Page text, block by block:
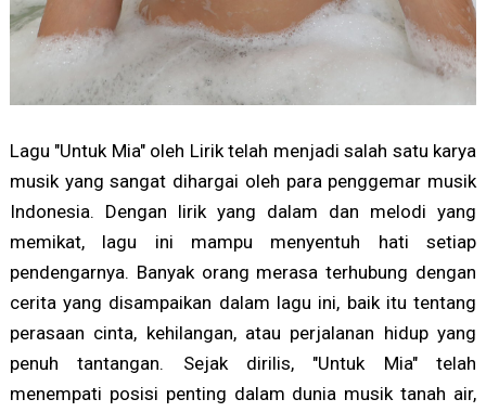
Lagu "Untuk Mia" oleh Lirik telah menjadi salah satu karya
musik yang sangat dihargai oleh para penggemar musik
Indonesia. Dengan lirik yang dalam dan melodi yang
memikat, lagu ini mampu menyentuh hati setiap
pendengarnya. Banyak orang merasa terhubung dengan
cerita yang disampaikan dalam lagu ini, baik itu tentang
perasaan cinta, kehilangan, atau perjalanan hidup yang
penuh tantangan. Sejak dirilis, "Untuk Mia" telah
menempati posisi penting dalam dunia musik tanah air,